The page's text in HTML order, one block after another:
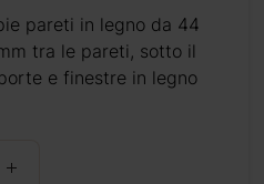
pareti in legno da 44
tra le pareti, sotto il
e finestre in legno